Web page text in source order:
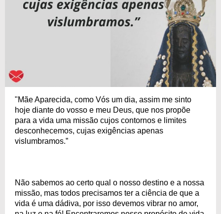
"Mãe Aparecida, como Vós um dia, assim me sinto
hoje diante do vosso e meu Deus, que nos propõe
para a vida uma missão cujos contornos e limites
desconhecemos, cujas exigências apenas
vislumbramos.”
Não sabemos ao certo qual o nosso destino e a nossa
missão, mas todos precisamos ter a ciência de que a
vida é uma dádiva, por isso devemos vibrar no amor,